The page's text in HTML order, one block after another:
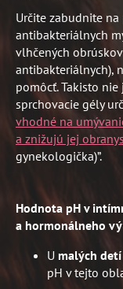
Určite zabudnite
antibakteriálnych
vlhčených
antibakteriálnych),
pomôcť. Takisto
sprchovacie gély
vhodné na
a znižujú jej
gynekologička)”.
Hodnota pH v
a hormonálneho
U malých
pH v tejto